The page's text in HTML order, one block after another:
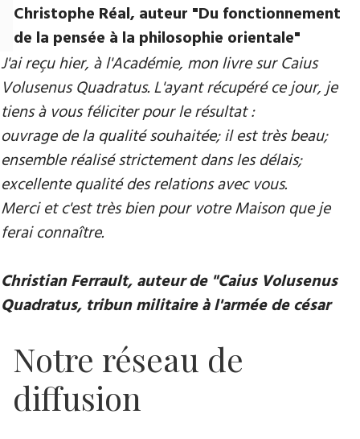
Christophe Réal, auteur "Du fonctionnement
de la pensée à la philosophie orientale"
J'ai reçu hier, à l'Académie, mon livre sur Caius
Volusenus Quadratus. L'ayant récupéré ce jour, je
tiens à vous féliciter pour le résultat :
ouvrage de la qualité souhaitée; il est très beau;
ensemble réalisé strictement dans les délais;
excellente qualité des relations avec vous.
Merci et c'est très bien pour votre Maison que je
ferai connaître.
Christian Ferrault, auteur de "Caius Volusenus
Quadratus, tribun militaire à l'armée de césar
Notre réseau de
diffusion